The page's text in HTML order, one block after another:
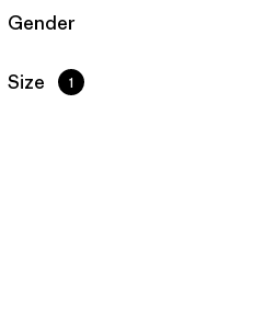
Filtrar por
Gender
Filtrar por
Size 1